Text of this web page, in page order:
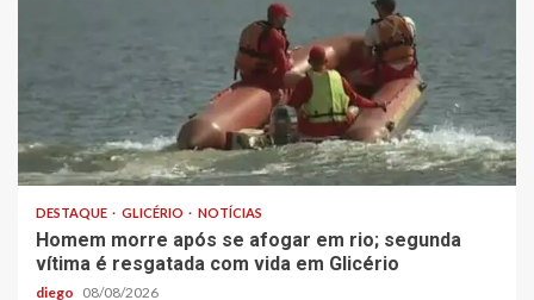
DESTAQUE GLICÉRIO NOTÍCIAS
Homem morre após se afogar em rio; segunda
vítima é resgatada com vida em Glicério
diego 08/08/2026